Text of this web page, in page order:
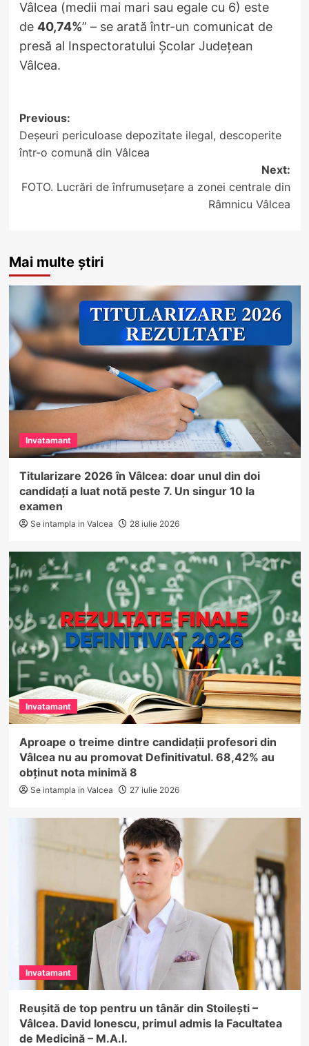
Vâlcea (medii mai mari sau egale cu 6) este
de 40,74%” – se arată într-un comunicat de
presă al Inspectoratului Școlar Județean
Vâlcea.
Post
navigation
Previous:
Deșeuri periculoase depozitate ilegal, descoperite
într-o comună din Vâlcea
Next:
FOTO. Lucrări de înfrumusețare a zonei centrale din
Râmnicu Vâlcea
Mai multe știri
Invatamant
Titularizare 2026 în Vâlcea: doar unul din doi
candidați a luat notă peste 7. Un singur 10 la
examen
Se intampla in Valcea 28 iulie 2026
Invatamant
Aproape o treime dintre candidații profesori din
Vâlcea nu au promovat Definitivatul. 68,42% au
obținut nota minimă 8
Se intampla in Valcea 27 iulie 2026
Invatamant
Reușită de top pentru un tânăr din Stoilești –
Vâlcea. David Ionescu, primul admis la Facultatea
de Medicină – M.A.I.